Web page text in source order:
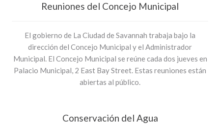
Reuniones del Concejo Municipal
El gobierno de La Ciudad de Savannah trabaja bajo la
dirección del Concejo Municipal y el Administrador
Municipal. El Concejo Municipal se reúne cada dos jueves en
Palacio Municipal, 2 East Bay Street. Estas reuniones están
abiertas al público.
Conservación del Agua